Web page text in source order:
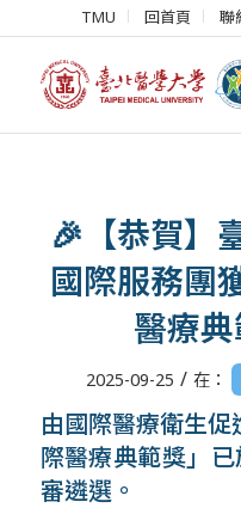
TMU 回首頁 聯
🎉【恭賀】
國際服務團
醫療
2025-09-25 / 在：
由國際醫療衛生
際醫療典範獎」
審遴選。